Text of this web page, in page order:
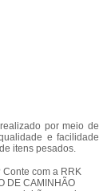
por meio de
e facilidade
itens pesados.
com a RRK
DE CAMINHÃO